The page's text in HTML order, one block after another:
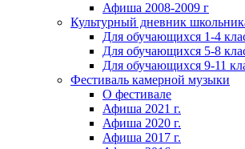
Афиша 2008-2009 г
Культурный дневник
Для обучающихся 1-4
Для обучающихся 5-8
Для обучающихся 9-11
Фестиваль камерной музыки
О фестивале
Афиша 2021 г.
Афиша 2020 г.
Афиша 2017 г.